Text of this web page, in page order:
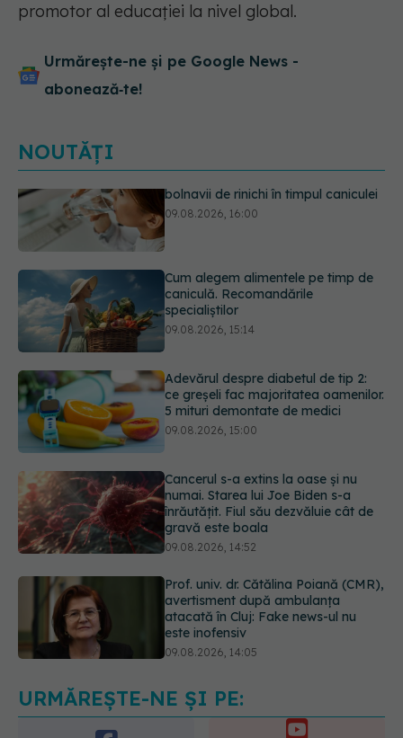
promotor al educației la nivel global.
Urmărește-ne și pe Google News -
abonează‑te!
NOUTĂȚI
Cum alegem alimentele pe timp de
Adevărul despre diabetul de tip 2:
ce greșeli fac majoritatea oamenilor.
Cancerul s-a extins la oase și nu
numai. Starea lui Joe Biden s-a
09.08.2026, 14:52
Prof. univ. dr. Cătălina Poiană (CMR),
avertisment după ambulanța
atacată în Cluj: Fake news-ul nu
09.08.2026, 14:05
Greșeala periculoasă făcută de
bolnavii de rinichi în timpul caniculei
09.08.2026, 16:00
URMĂREȘTE-NE ȘI PE: